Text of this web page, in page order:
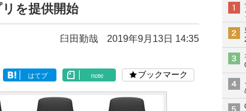
を提供開始
臼田勤哉 2019年9月13日 14:35
はてブ note ブックマーク